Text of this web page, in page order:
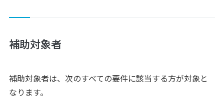
補助対象者
補助対象者は、次のすべての要件に該当する方が対象と
なります。